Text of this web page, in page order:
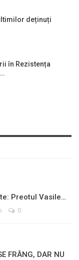
deținuți
în Rezistența
Preotul Vasile…
0
FRÂNG, DAR NU